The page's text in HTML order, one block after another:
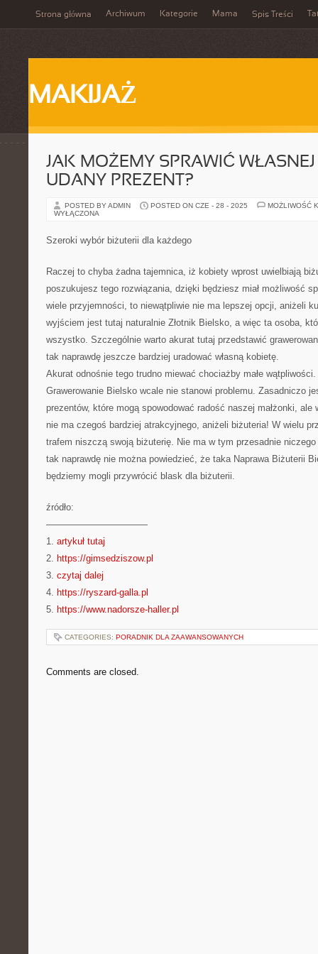
Strona główna Archiwum Kategorie Mama Spis Treści
MAKIJAŻ
JAK MOŻEMY SPRAWIĆ
UDANY PREZENT?
POSTED BY ADMIN POSTED ON CZE - 28 - 2025
MOŻLIWOŚĆ
WYŁĄCZONA
Szeroki wybór biżuterii dla każdego
Raczej to chyba żadna tajemnica, iż kobiety wprost uwielbiają
poszukujesz tego rozwiązania, dzięki będziesz miał możliwość
wiele przyjemności, to niewątpliwie nie ma lepszej opcji, aniżeli
wyjściem jest tutaj naturalnie Złotnik Bielsko, a więc ta osoba,
wszystko. Szczególnie warto akurat tutaj przedstawić
tak naprawdę jeszcze bardziej uradować własną kobietę.
Akurat odnośnie tego trudno miewać chociażby małe
Grawerowanie Bielsko wcale nie stanowi problemu. Zasadniczo
prezentów, które mogą spowodować radość naszej małżonki,
nie ma czegoś bardziej atrakcyjnego, aniżeli biżuteria! W wielu
trafem niszczą swoją biżuterię. Nie ma w tym przesadnie
tak naprawdę nie można powiedzieć, że taka Naprawa Biżuterii
będziemy mogli przywrócić blask dla biżuterii.
źródło:
———————————
1. artykuł tutaj
2. https://gimsedziszow.pl
3. czytaj dalej
4. https://ryszard-galla.pl
5. https://www.nadorsze-haller.pl
CATEGORIES: PORADNIK DLA ZAAWANSOWANYCH
Comments are closed.